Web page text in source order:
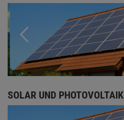
SOLAR UND PHOTOVOLTAIK